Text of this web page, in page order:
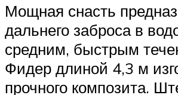
Мощная снасть
дальнего заброса в
средним, быстрым
Фидер длиной 4,3 м
прочного композита.